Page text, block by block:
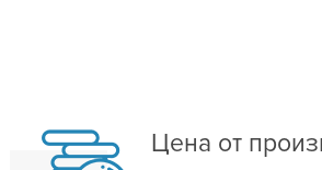
Цена от